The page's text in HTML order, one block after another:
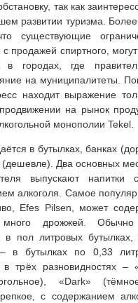
так как
развитии туризма. Более
существующие
с продажей спиртного,
в городах, где
на муниципалитеты.
находит выражение
на рынок
монополии Tekel.
в бутылках, банках
(дешевле). Два основных
выпускают напитки
алкоголя. Самое
Efes Pilsen, может
много дрожжей.
в пол литровых
– в бутылках по 0,33
трёх разновидностях –
«Dark»
с содержанием